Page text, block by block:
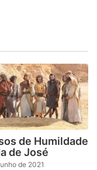
de Humildade
de José
de 2021